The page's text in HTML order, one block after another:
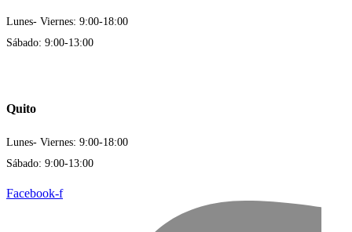
Lunes- Viernes: 9:00-18:00
Sábado: 9:00-13:00
Quito
Lunes- Viernes: 9:00-18:00
Sábado: 9:00-13:00
Facebook-f